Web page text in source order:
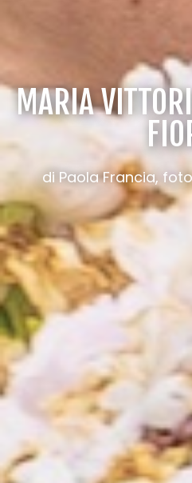
MARIA
di Paola Francia,